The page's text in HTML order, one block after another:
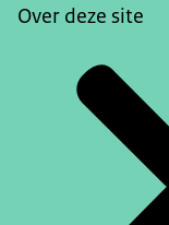
Over deze site